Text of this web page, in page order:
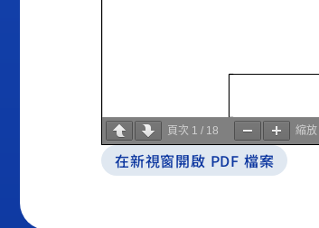
頁次 1 / 18 縮放
在新視窗開啟 PDF 檔案